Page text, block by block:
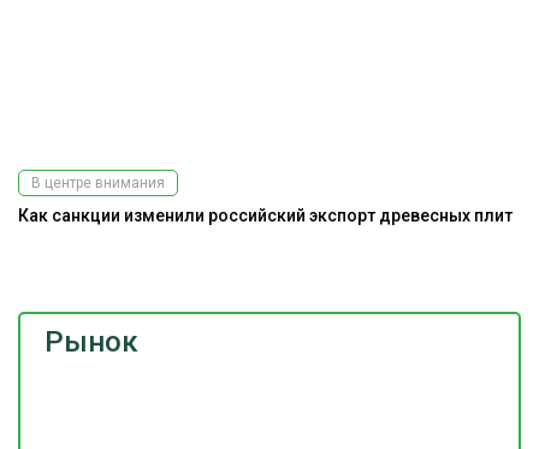
Рынок
В центре внимания
Как санкции изменили российский экспорт древесных плит